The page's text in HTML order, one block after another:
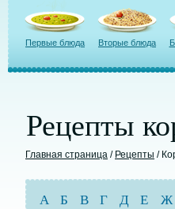
Первые блюда Вторые блюда
Рецепты
Главная страница / Рецепты /
А Б В Г Д Е Ж